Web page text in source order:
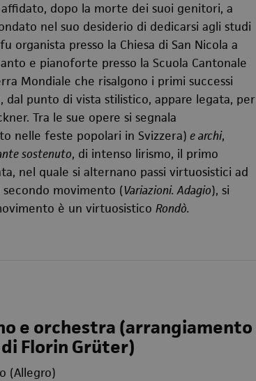
dopo la morte dei suoi genitori, a
nel suo desiderio di dedicarsi agli studi
organista presso la Chiesa di San Nicola a
e pianoforte presso la Scuola Cantonale
Mondiale che risalgono i primi successi
punto di vista stilistico, appare legata, per
Tra le sue opere si segnala
nelle feste popolari in Svizzera) e archi,
sostenuto, di intenso lirismo, il primo
nel quale si alternano passi virtuosistici ad
movimento (Variazioni. Adagio), si
è un virtuosistico Rondò.
e orchestra (arrangiamento
Florin Grüter)
(Allegro)